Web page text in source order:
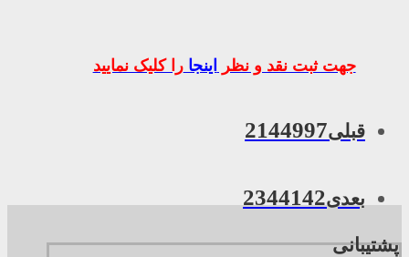
جهت ثبت نقد و نظر اینجارا کلیک نمایید
قبلی2144997
بعدی2344142
پشتیبانی